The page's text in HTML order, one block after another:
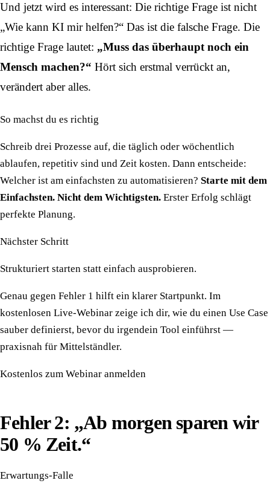
Und jetzt wird es interessant: Die richtige Frage ist nicht
„Wie kann KI mir helfen?“ Das ist die falsche Frage. Die
richtige Frage lautet: „Muss das überhaupt noch ein
Mensch machen?“ Hört sich erstmal verrückt an,
verändert aber alles.
So machst du es richtig
Schreib drei Prozesse auf, die täglich oder wöchentlich
ablaufen, repetitiv sind und Zeit kosten. Dann entscheide:
Welcher ist am einfachsten zu automatisieren? Starte mit dem
Einfachsten. Nicht dem Wichtigsten. Erster Erfolg schlägt
perfekte Planung.
Nächster Schritt
Strukturiert starten statt einfach ausprobieren.
Genau gegen Fehler 1 hilft ein klarer Startpunkt. Im
kostenlosen Live-Webinar zeige ich dir, wie du einen Use Case
sauber definierst, bevor du irgendein Tool einführst —
praxisnah für Mittelständler.
Kostenlos zum Webinar anmelden
Fehler 2: „Ab morgen sparen wir
50 % Zeit.“
Erwartungs-Falle